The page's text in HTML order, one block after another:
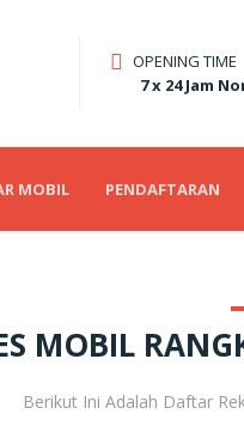
OPENING TIME
7 x 24 Jam
MOBIL PENDAFTARAN
MOBIL
Berikut Ini Adalah Daftar